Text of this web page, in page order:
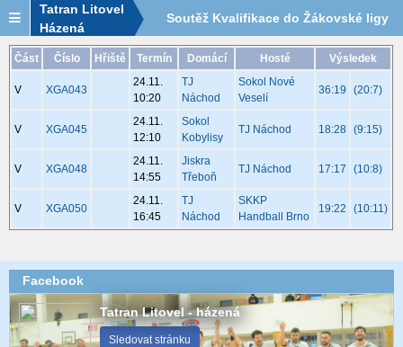
Tatran Litovel
Házená
Soutěž Kvalifikace do Žákovské ligy
2024/2025 - tým TJ Náchod - rozpis
utkání
Část Číslo Hřiště Termín Domácí Hosté Výsledek
V XGA043
24.11.
10:20
TJ
Náchod
Sokol Nové
Veselí
36:19 (20:7)
V XGA045
24.11.
12:10
Sokol
Kobylisy
TJ Náchod 18:28 (9:15)
V XGA048
24.11.
14:55
Jiskra
Třeboň
TJ Náchod 17:17 (10:8)
V XGA050
24.11.
16:45
TJ
Náchod
SKKP
Handball Brno
19:22 (10:11)
Facebook
Tatran Litovel - házená
Sledovat stránku